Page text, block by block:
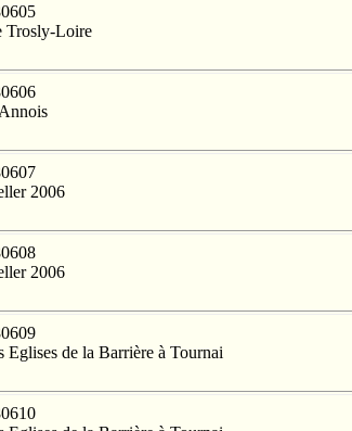
Trosly-Loire
2006
2006
Eglises de la Barrière à Tournai